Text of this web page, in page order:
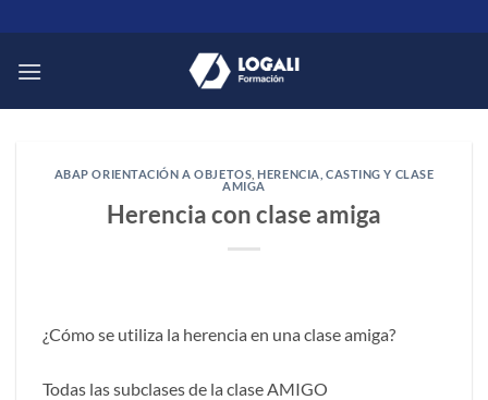
al
contenido
ABAP ORIENTACIÓN A OBJETOS ,HERENCIA, CASTING Y CLASE
AMIGA
Herencia con clase amiga
¿Cómo se utiliza la herencia en una clase amiga?
Todas las subclases de la clase AMIGO